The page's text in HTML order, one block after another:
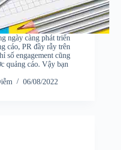
ngày càng phát triển
cáo, PR đầy rẫy trên
số engagement cũng
quảng cáo. Vậy bạn
06/08/2022